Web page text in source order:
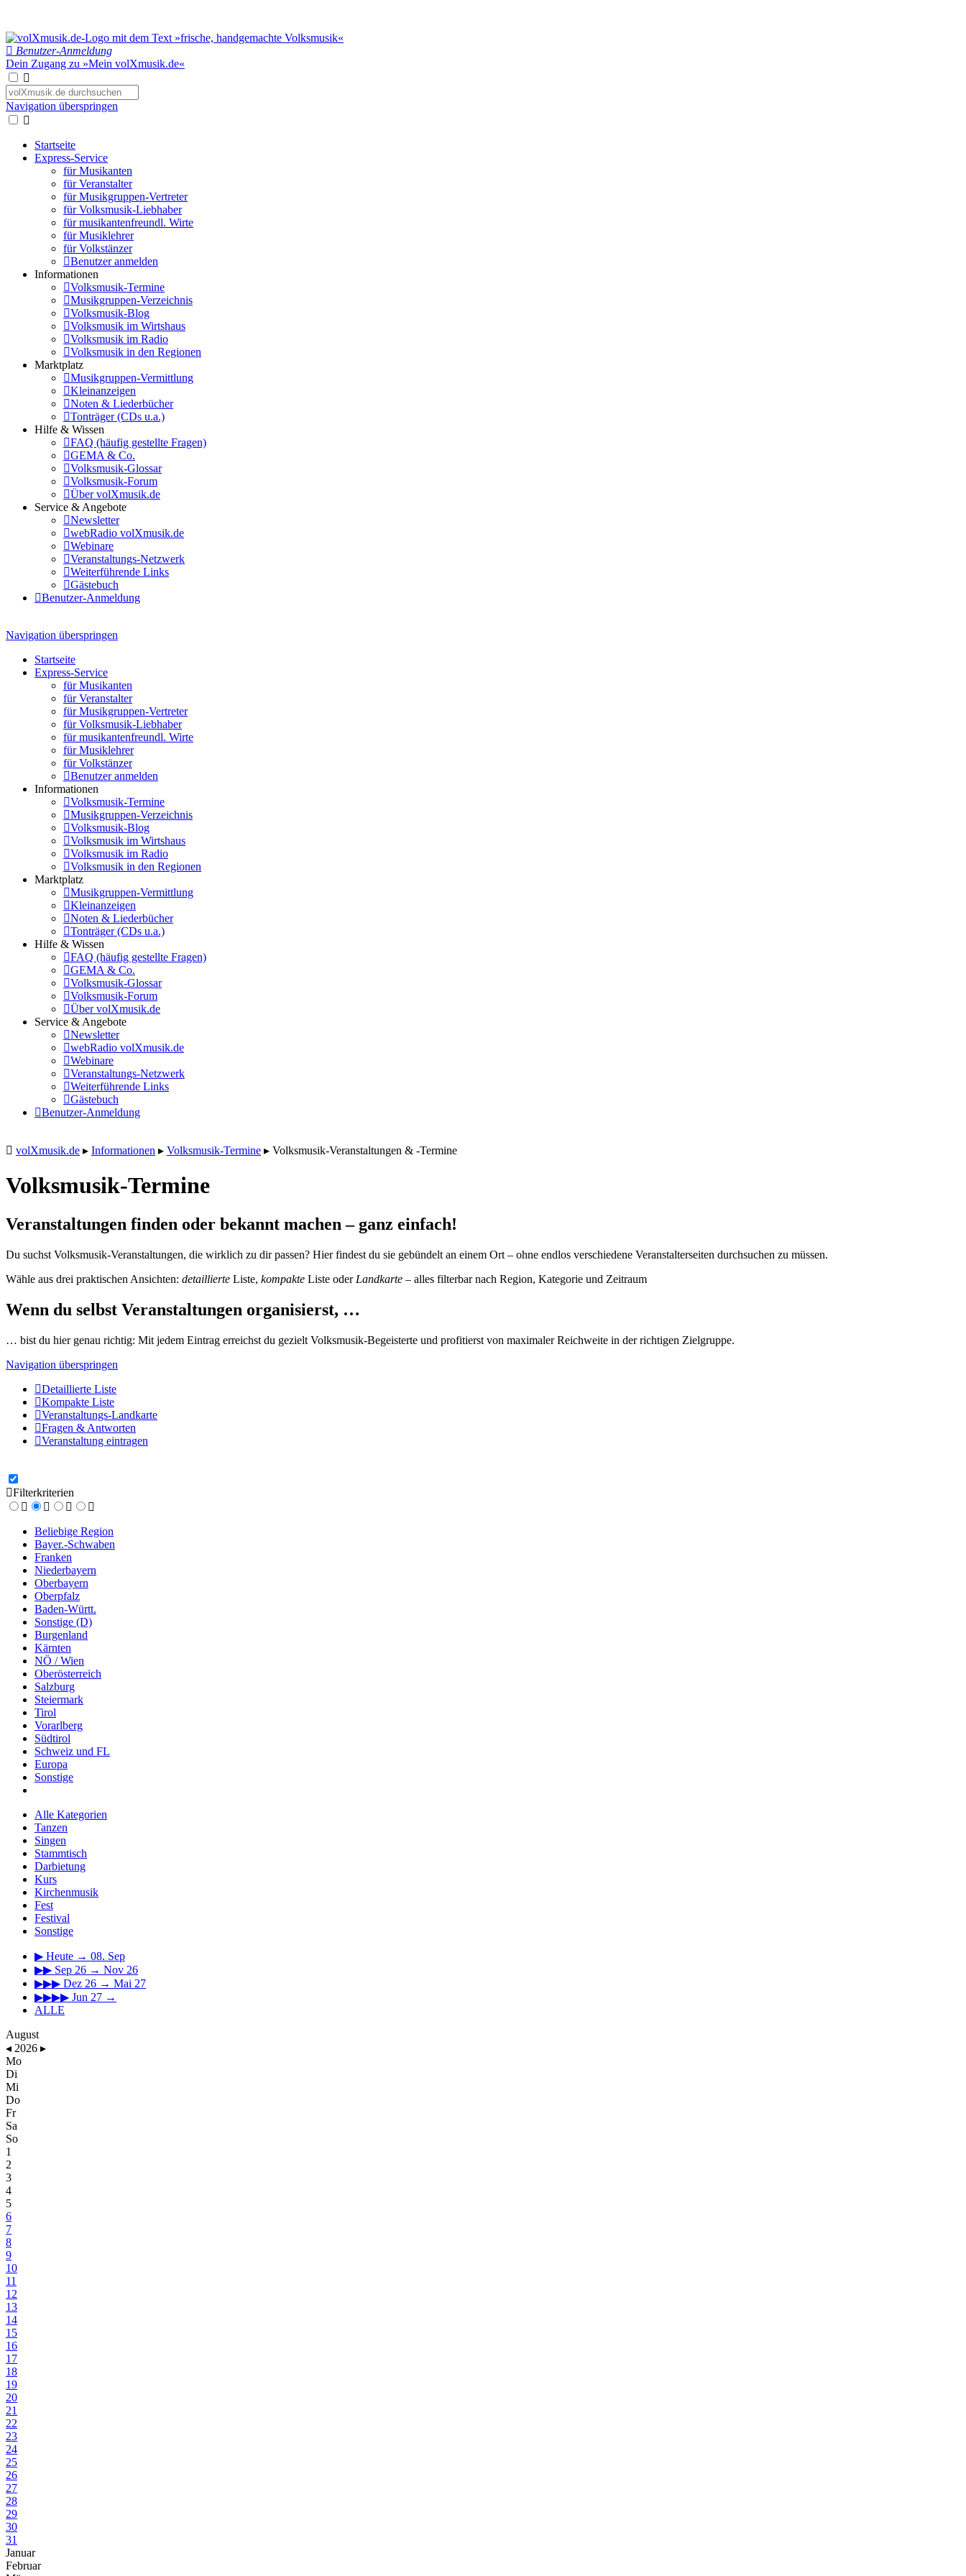
Benutzer-Anmeldung
Dein Zugang zu »Mein volXmusik.de«
Navigation überspringen
Startseite
Express-Service
für Musikanten
für Veranstalter
für Musikgruppen-Vertreter
für Volksmusik-Liebhaber
für musikantenfreundl. Wirte
für Musiklehrer
für Volkstänzer
Benutzer anmelden
Informationen
Volksmusik-Termine
Musikgruppen-Verzeichnis
Volksmusik-Blog
Volksmusik im Wirtshaus
Volksmusik im Radio
Volksmusik in den Regionen
Marktplatz
Musikgruppen-Vermittlung
Kleinanzeigen
Noten & Liederbücher
Tonträger (CDs u.a.)
Hilfe & Wissen
FAQ (häufig gestellte Fragen)
GEMA & Co.
Volksmusik-Glossar
Volksmusik-Forum
Über volXmusik.de
Service & Angebote
Newsletter
webRadio volXmusik.de
Webinare
Veranstaltungs-Netzwerk
Weiterführende Links
Gästebuch
Benutzer-Anmeldung
Navigation überspringen
Startseite
Express-Service
für Musikanten
für Veranstalter
für Musikgruppen-Vertreter
für Volksmusik-Liebhaber
für musikantenfreundl. Wirte
für Musiklehrer
für Volkstänzer
Benutzer anmelden
Informationen
Volksmusik-Termine
Musikgruppen-Verzeichnis
Volksmusik-Blog
Volksmusik im Wirtshaus
Volksmusik im Radio
Volksmusik in den Regionen
Marktplatz
Musikgruppen-Vermittlung
Kleinanzeigen
Noten & Liederbücher
Tonträger (CDs u.a.)
Hilfe & Wissen
FAQ (häufig gestellte Fragen)
GEMA & Co.
Volksmusik-Glossar
Volksmusik-Forum
Über volXmusik.de
Service & Angebote
Newsletter
webRadio volXmusik.de
Webinare
Veranstaltungs-Netzwerk
Weiterführende Links
Gästebuch
Benutzer-Anmeldung
volXmusik.de ▸ Informationen ▸ Volksmusik-Termine ▸ Volksmusik-Veranstaltungen & -Termine
Volksmusik-Termine
Veranstaltungen finden oder bekannt machen – ganz einfach!
Du suchst Volksmusik-Veranstaltungen, die wirklich zu dir passen? Hier findest du sie gebündelt an einem Ort – ohne endlos verschiedene Veranstalterseiten durchsuchen zu müssen.
Wähle aus drei praktischen Ansichten: detaillierte Liste, kompakte Liste oder Landkarte – alles filterbar nach Region, Kategorie und Zeitraum
Wenn du selbst Veranstaltungen organisierst, …
… bist du hier genau richtig: Mit jedem Eintrag erreichst du gezielt Volksmusik-Begeisterte und profitierst von maximaler Reichweite in der richtigen Zielgruppe.
Navigation überspringen
Detaillierte Liste
Kompakte Liste
Veranstaltungs-Landkarte
Fragen & Antworten
Veranstaltung eintragen
Filterkriterien
Beliebige Region
Bayer.-Schwaben
Franken
Niederbayern
Oberbayern
Oberpfalz
Baden-Württ.
Sonstige (D)
Burgenland
Kärnten
NÖ / Wien
Oberösterreich
Salzburg
Steiermark
Tirol
Vorarlberg
Südtirol
Schweiz und FL
Europa
Sonstige
Alle Kategorien
Tanzen
Singen
Stammtisch
Darbietung
Kurs
Kirchenmusik
Fest
Festival
Sonstige
▶ Heute → 08. Sep
▶▶ Sep 26 → Nov 26
▶▶▶ Dez 26 → Mai 27
▶▶▶▶ Jun 27 →
ALLE
August
◂ 2026 ▸
Mo
Di
Mi
Do
Fr
Sa
So
1
2
3
4
5
6
7
8
9
10
11
12
13
14
15
16
17
18
19
20
21
22
23
24
25
26
27
28
29
30
31
Januar
Februar